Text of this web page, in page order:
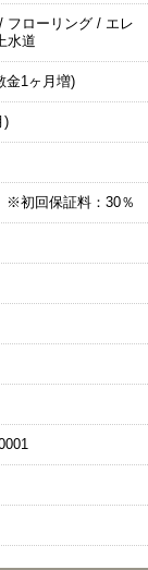
フローリング / エレ
水道
金1ヶ月増)
)
※初回保証料：30％